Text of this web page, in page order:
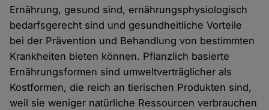
Ernährung, gesund sind, ernährungsphysiologisch
bedarfsgerecht sind und gesundheitliche Vorteile
bei der Prävention und Behandlung von bestimmten
Krankheiten bieten können. Pflanzlich basierte
Ernährungsformen sind umweltverträglicher als
Kostformen, die reich an tierischen Produkten sind,
weil sie weniger natürliche Ressourcen verbrauchen